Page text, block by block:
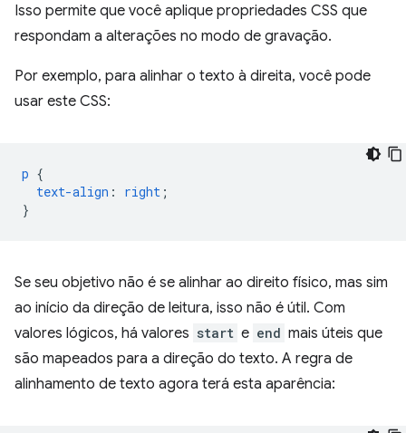
Isso permite que você aplique propriedades CSS que
respondam a alterações no modo de gravação.
Por exemplo, para alinhar o texto à direita, você pode
usar este CSS:
p {
text-align : right ;
}
Se seu objetivo não é se alinhar ao direito físico, mas sim
ao início da direção de leitura, isso não é útil. Com
valores lógicos, há valores start e end mais úteis que
são mapeados para a direção do texto. A regra de
alinhamento de texto agora terá esta aparência: